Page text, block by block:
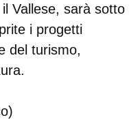
Vallese, sarà sotto
i progetti
del turismo,